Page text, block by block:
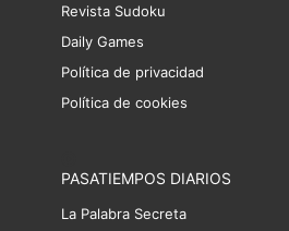
Revista Sudoku
Daily Games
Política de privacidad
Política de cookies
PASATIEMPOS DIARIOS
La Palabra Secreta